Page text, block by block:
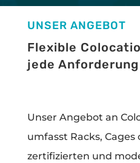
UNSER ANGEBOT
Flexible
jede Anforderung
Unser Angebot an
umfasst Racks, Cages
zertifizierten und